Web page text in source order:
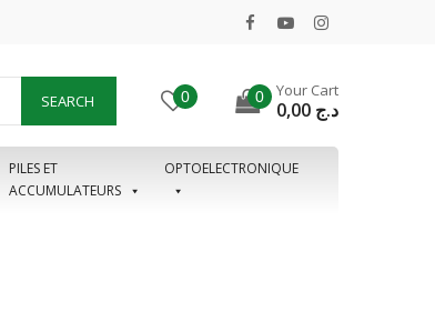
SEARCH 0 0 Your Cart
د.ج
PILES ET
ACCUMULATEURS
OPTOELECTRONIQUE